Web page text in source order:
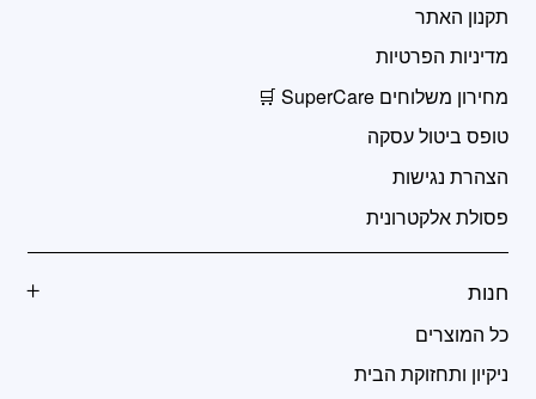
תקנון האתר
מדיניות הפרטיות
מחירון משלוחים SuperCare 🛒
טופס ביטול עסקה
הצהרת נגישות
פסולת אלקטרונית
חנות
כל המוצרים
ניקיון ותחזוקת הבית